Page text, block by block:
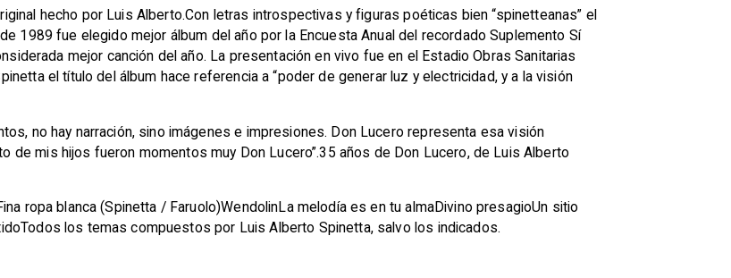
hecho por Luis Alberto.Con letras introspectivas y figuras poéticas bien “spinetteanas” el
1989 fue elegido mejor álbum del año por la Encuesta Anual del recordado Suplemento Sí
mejor canción del año. La presentación en vivo fue en el Estadio Obras Sanitarias
el título del álbum hace referencia a “poder de generar luz y electricidad, y a la visión
no hay narración, sino imágenes e impresiones. Don Lucero representa esa visión
de mis hijos fueron momentos muy Don Lucero”.35 años de Don Lucero, de Luis Alberto
ropa blanca (Spinetta / Faruolo)WendolinLa melodía es en tu almaDivino presagioUn sitio
los temas compuestos por Luis Alberto Spinetta, salvo los indicados.